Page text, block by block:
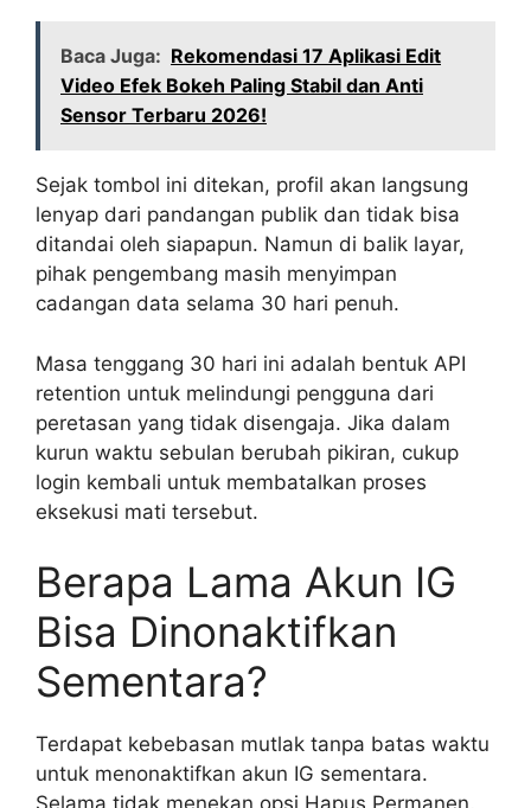
Baca Juga: Rekomendasi 17 Aplikasi Edit
Video Efek Bokeh Paling Stabil dan Anti
Sensor Terbaru 2026!
Sejak tombol ini ditekan, profil akan langsung
lenyap dari pandangan publik dan tidak bisa
ditandai oleh siapapun. Namun di balik layar,
pihak pengembang masih menyimpan
cadangan data selama 30 hari penuh.
Masa tenggang 30 hari ini adalah bentuk API
retention untuk melindungi pengguna dari
peretasan yang tidak disengaja. Jika dalam
kurun waktu sebulan berubah pikiran, cukup
login kembali untuk membatalkan proses
eksekusi mati tersebut.
Berapa Lama Akun IG
Bisa Dinonaktifkan
Sementara?
Terdapat kebebasan mutlak tanpa batas waktu
untuk menonaktifkan akun IG sementara.